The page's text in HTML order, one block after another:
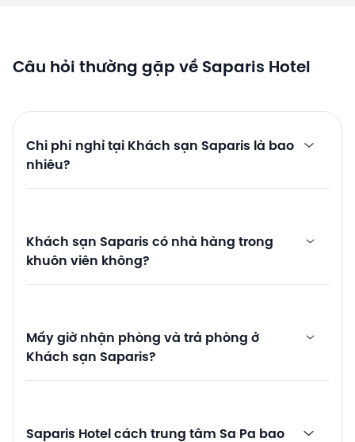
Câu hỏi thường gặp về Saparis Hotel
Chi phí nghỉ tại Khách sạn Saparis là bao
nhiêu?
Khách sạn Saparis có nhà hàng trong
khuôn viên không?
Mấy giờ nhận phòng và trả phòng ở
Khách sạn Saparis?
Saparis Hotel cách trung tâm Sa Pa bao